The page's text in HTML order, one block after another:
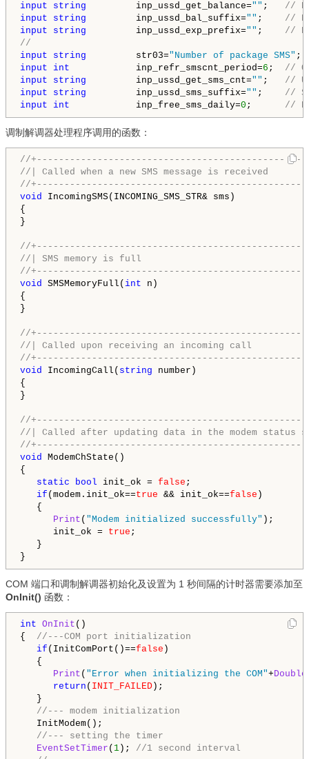
input
string inp_ussd_get_balance="" ; //
input
string inp_ussd_bal_suffix="" ; //
input
string inp_ussd_exp_prefix="" ; //
//
input
string str03="Number of package SMS"
input
int inp_refr_smscnt_period=6 ; //
input
string inp_ussd_get_sms_cnt="" ; //
input
string inp_ussd_sms_suffix="" ; //
input
int inp_free_sms_daily=0 ; //
调制解调器处理程序调用的函数：
//
//
Called when a new SMS message is received
void IncomingSMS(INCOMING_SMS_STR& sms)
{
}
//
//
SMS memory is full
//
void SMSMemoryFull( int n)
{
}
//
//
Called upon receiving an incoming call
//
void IncomingCall( string number)
{
}
//
//
Called after updating data in the modem status
//
void ModemChState()
{
static
bool init_ok = false ;
if (modem.init_ok==true && init_ok==false )
{
Print ( "Modem initialized successfully" );
init_ok = true ;
}
COM 端口和调制解调器初始化及设置为 1 秒间隔的计时器需要添加至
OnInit() 函数：
int OnInit ()
{ //---COM port initialization
if (InitComPort()==false )
{
Print ( "Error when initializing the COM"+
return ( INIT_FAILED );
}
//--- modem initialization
InitModem();
//--- setting the timer
EventSetTimer ( 1 ); //1 second interval